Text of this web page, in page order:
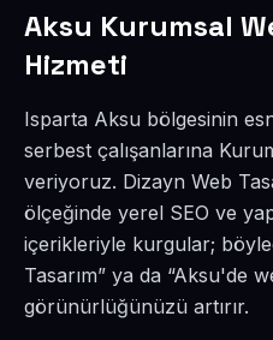
Aksu Kurumsal
Hizmeti
Isparta Aksu bölgesinin
serbest çalışanlarına
veriyoruz. Dizayn Web
ölçeğinde yerel SEO ve
içerikleriyle kurgular;
Tasarım” ya da “Aksu'de
görünürlüğünüzü artırır.